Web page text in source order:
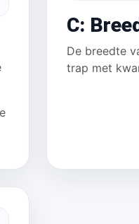
C:
De breedte
trap met